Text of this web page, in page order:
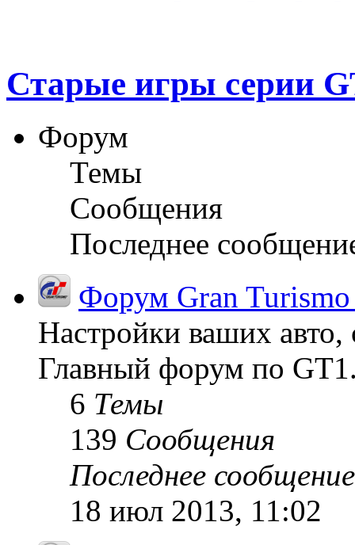
Старые игры серии
Форум
Темы
Сообщения
Последнее
Форум Gran
Настройки ваших авто,
Главный форум по
6 Темы
139 Сообщения
Последнее сообщение
18 июл 2013, 11:02